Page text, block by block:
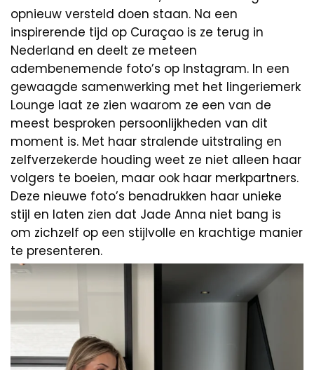
opnieuw versteld doen staan. Na een
inspirerende tijd op Curaçao is ze terug in
Nederland en deelt ze meteen
adembenemende foto’s op Instagram. In een
gewaagde samenwerking met het lingeriemerk
Lounge laat ze zien waarom ze een van de
meest besproken persoonlijkheden van dit
moment is. Met haar stralende uitstraling en
zelfverzekerde houding weet ze niet alleen haar
volgers te boeien, maar ook haar merkpartners.
Deze nieuwe foto’s benadrukken haar unieke
stijl en laten zien dat Jade Anna niet bang is
om zichzelf op een stijlvolle en krachtige manier
te presenteren.